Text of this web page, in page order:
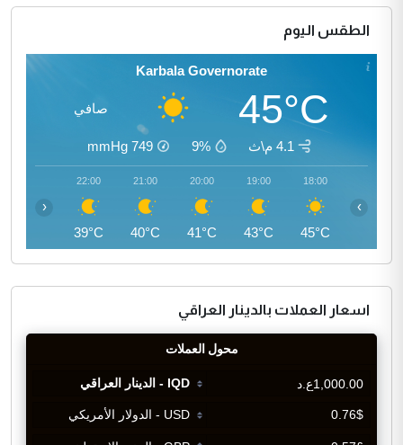
الطقس اليوم
Karbala Governorate
45°C صافي
4.1 م\ث 9%
749
mmHg
18:00
45°C
19:00
43°C
20:00
41°C
21:00
40°C
22:00
39°C
‹ ›
اسعار العملات بالدينار العراقي